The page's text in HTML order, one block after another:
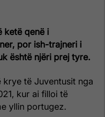
ketë qenë i
por ish-trajneri i
është njëri prej tyre.
të Juventusit nga
kur ai filloi të
yllin portugez.